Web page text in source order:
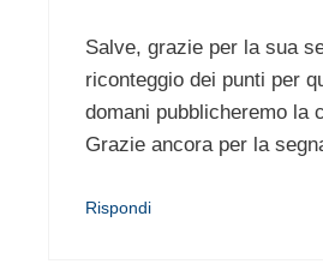
Salve, grazie per la sua
riconteggio dei punti per
domani pubblicheremo la
Grazie ancora per la
Rispondi